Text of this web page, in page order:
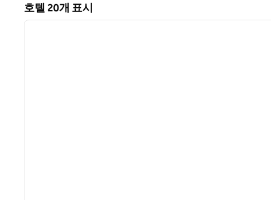
호텔 20개 표시
호텔 20개 표시
1/12